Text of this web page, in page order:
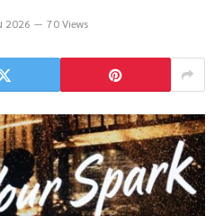
2026 70 Views